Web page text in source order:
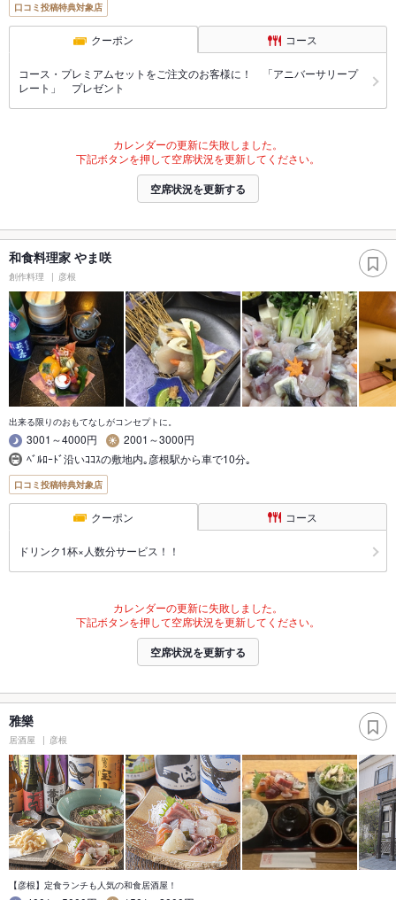
口コミ投稿特典対象店
クーポン コース
コース・プレミアムセットをご注文のお客様に！ 「アニバーサリープ
レート」 プレゼント
カレンダーの更新に失敗しました。
下記ボタンを押して空席状況を更新してください。
空席状況を更新する
和食料理家 やま咲
創作料理 彦根
出来る限りのおもてなしがコンセプトに。
3001～4000円
2001～3000円
ﾍﾞﾙﾛｰﾄﾞ沿いｺｺｽの敷地内｡彦根駅から車で10分｡
口コミ投稿特典対象店
クーポン コース
ドリンク1杯×人数分サービス！！
カレンダーの更新に失敗しました。
下記ボタンを押して空席状況を更新してください。
空席状況を更新する
雅樂
居酒屋 彦根
【彦根】定食ランチも人気の和食居酒屋！